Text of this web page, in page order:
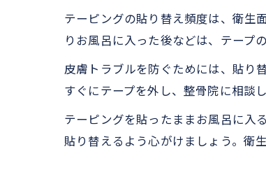
テーピングの貼り替え頻度は、衛生
りお風呂に入った後などは、テープ
皮膚トラブルを防ぐためには、貼り
すぐにテープを外し、整骨院に相談
テーピングを貼ったままお風呂に入
貼り替えるよう心がけましょう。衛